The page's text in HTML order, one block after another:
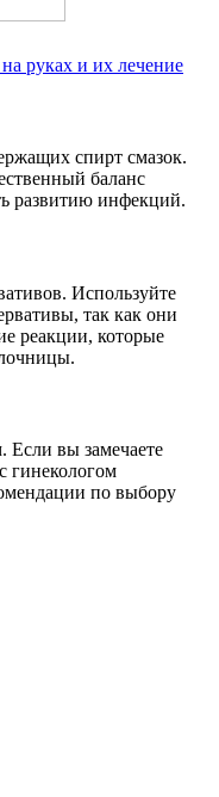
руках и их лечение
спирт смазок.
баланс
развитию инфекций.
Используйте
так как они
реакции, которые
Если вы замечаете
гинекологом
по выбору